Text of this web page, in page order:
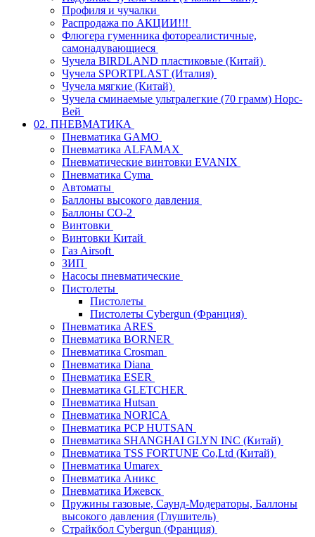
Профиля и чучалки
Распродажа по АКЦИИ!!!
Флюгера гуменника фотореалистичные,
самонадувающиеся
Чучела BIRDLAND пластиковые (Китай)
Чучела SPORTPLAST (Италия)
Чучела мягкие (Китай)
Чучела сминаемые ультралегкие (70 грамм) Норс-
Вей
02. ПНЕВМАТИКА
Пневматика GAMO
Пневматика ALFAMAX
Пневматические винтовки EVANIX
Пневматика Cyma
Автоматы
Баллоны высокого давления
Баллоны СО-2
Винтовки
Винтовки Китай
Газ Airsoft
ЗИП
Насосы пневматические
Пистолеты
Пистолеты
Пистолеты Cybergun (Франция)
Пневматика ARES
Пневматика BORNER
Пневматика Crosman
Пневматика Diana
Пневматика ESER
Пневматика GLETCHER
Пневматика Hutsan
Пневматика NORICA
Пневматика PCP HUTSAN
Пневматика SHANGHAI GLYN INC (Китай)
Пневматика TSS FORTUNE Co,Ltd (Китай)
Пневматика Umarex
Пневматика Аникс
Пневматика Ижевск
Пружины газовые, Саунд-Модераторы, Баллоны
высокого давления (Глушитель)
Страйкбол Cybergun (Франция)